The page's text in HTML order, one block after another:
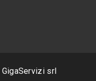
GigaServizi srl